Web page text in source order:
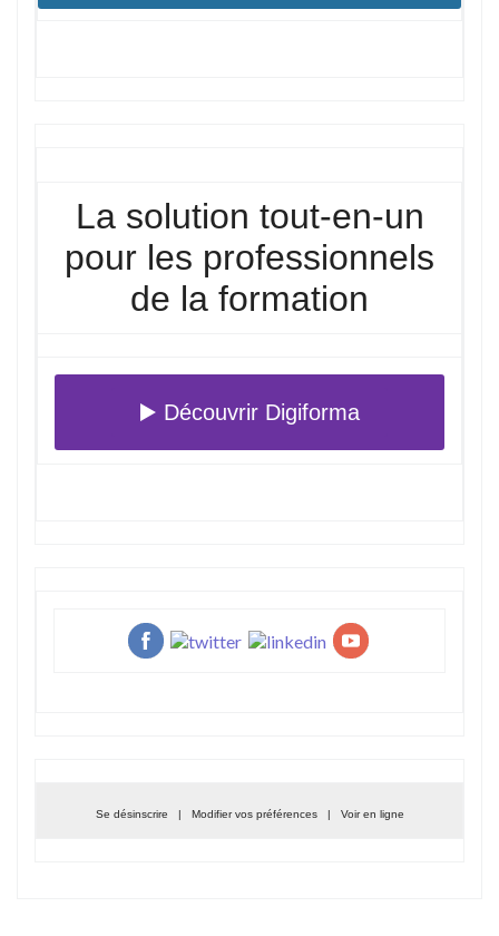
La solution tout-en-un
pour les professionnels
de la formation
▶️ Découvrir Digiforma
Se désinscrire | Modifier vos préférences| Voir en ligne